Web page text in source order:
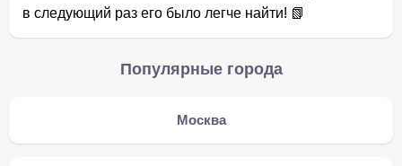
в следующий раз его было легче найти! 📗
Популярные города
Москва